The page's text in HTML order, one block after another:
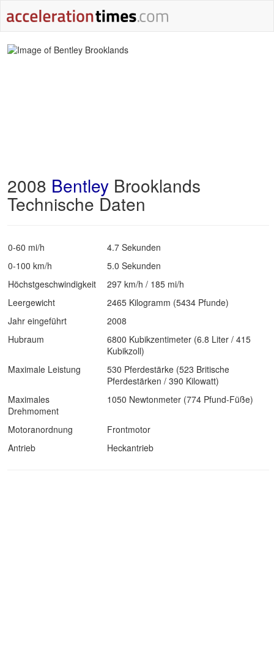
2008 Bentley Brooklands
Technische Daten
0-60 mi/h
4.7 Sekunden
0-100 km/h
5.0 Sekunden
Höchstgeschwindigkeit
297 km/h / 185 mi/h
Leergewicht
2465 Kilogramm (5434 Pfunde)
Jahr eingeführt
2008
Hubraum
6800 Kubikzentimeter (6.8 Liter / 415
Kubikzoll)
Maximale Leistung
530 Pferdestärke (523 Britische
Pferdestärken / 390 Kilowatt)
Maximales
Drehmoment
1050 Newtonmeter (774 Pfund-Füße)
Motoranordnung
Frontmotor
Antrieb
Heckantrieb